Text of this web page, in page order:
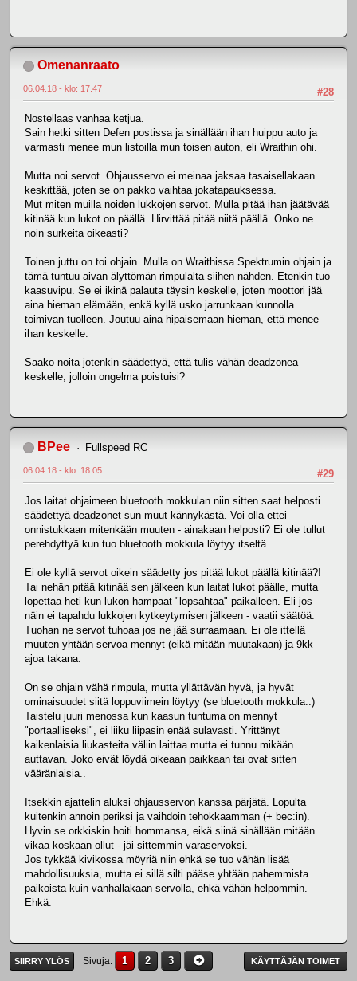
Omenanraato
#28
06.04.18 - klo: 17.47
Nostellaas vanhaa ketjua.
Sain hetki sitten Defen postissa ja sinällään ihan huippu auto ja
varmasti menee mun listoilla mun toisen auton, eli Wraithin ohi.
Mutta noi servot. Ohjausservo ei meinaa jaksaa tasaisellakaan
keskittää, joten se on pakko vaihtaa jokatapauksessa.
Mut miten muilla noiden lukkojen servot. Mulla pitää ihan jäätävää
kitinää kun lukot on päällä. Hirvittää pitää niitä päällä. Onko ne
noin surkeita oikeasti?
Toinen juttu on toi ohjain. Mulla on Wraithissa Spektrumin ohjain ja
tämä tuntuu aivan älyttömän rimpulalta siihen nähden. Etenkin tuo
kaasuvipu. Se ei ikinä palauta täysin keskelle, joten moottori jää
aina hieman elämään, enkä kyllä usko jarrunkaan kunnolla
toimivan tuolleen. Joutuu aina hipaisemaan hieman, että menee
ihan keskelle.
Saako noita jotenkin säädettyä, että tulis vähän deadzonea
keskelle, jolloin ongelma poistuisi?
BPee Fullspeed RC
#29
06.04.18 - klo: 18.05
Jos laitat ohjaimeen bluetooth mokkulan niin sitten saat helposti
säädettyä deadzonet sun muut kännykästä. Voi olla ettei
onnistukkaan mitenkään muuten - ainakaan helposti? Ei ole tullut
perehdyttyä kun tuo bluetooth mokkula löytyy itseltä.
Ei ole kyllä servot oikein säädetty jos pitää lukot päällä kitinää?!
Tai nehän pitää kitinää sen jälkeen kun laitat lukot päälle, mutta
lopettaa heti kun lukon hampaat "lopsahtaa" paikalleen. Eli jos
näin ei tapahdu lukkojen kytkeytymisen jälkeen - vaatii säätöä.
Tuohan ne servot tuhoaa jos ne jää surraamaan. Ei ole ittellä
muuten yhtään servoa mennyt (eikä mitään muutakaan) ja 9kk
ajoa takana.
On se ohjain vähä rimpula, mutta yllättävän hyvä, ja hyvät
ominaisuudet siitä loppuviimein löytyy (se bluetooth mokkula..)
Taistelu juuri menossa kun kaasun tuntuma on mennyt
"portaalliseksi", ei liiku liipasin enää sulavasti. Yrittänyt
kaikenlaisia liukasteita väliin laittaa mutta ei tunnu mikään
auttavan. Joko eivät löydä oikeaan paikkaan tai ovat sitten
vääränlaisia..
Itsekkin ajattelin aluksi ohjausservon kanssa pärjätä. Lopulta
kuitenkin annoin periksi ja vaihdoin tehokkaamman (+ bec:in).
Hyvin se orkkiskin hoiti hommansa, eikä siinä sinällään mitään
vikaa koskaan ollut - jäi sittemmin varaservoksi.
Jos tykkää kivikossa möyriä niin ehkä se tuo vähän lisää
mahdollisuuksia, mutta ei sillä silti pääse yhtään pahemmista
paikoista kuin vanhallakaan servolla, ehkä vähän helpommin.
Ehkä.
SIIRRY YLÖS Sivuja 1 2 3 KÄYTTÄJÄN TOIMET